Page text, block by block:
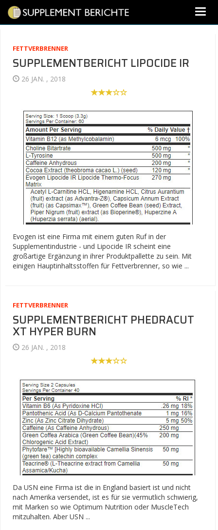
FETTVERBRENNER
SUPPLEMENTBERICHT LIPOCIDE IR
26 JAN. , 2018
Evogen ist eine Firma mit einem guten Ruf in der
Supplementindustrie - und Lipocide IR scheint eine
großartige Ergänzung in ihrer Produktpallette zu sein. Mit
einigen Hauptinhaltsstoffen für Fettverbrenner, so wie ...
FETTVERBRENNER
SUPPLEMENTBERICHT PHEDRACUT
XT HYPER BURN
26 JAN. , 2018
Da USN eine Firma ist die in England basiert ist und nicht
nach Amerika versendet, ist es für sie vermutlich schwierig,
mit Marken so wie Optimum Nutrition oder MuscleTech
mitzuhalten. Aber USN ...